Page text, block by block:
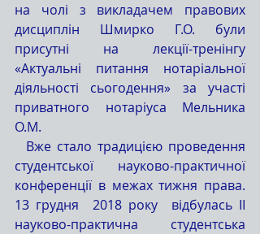
на чолі з викладачем правових
дисциплін Шмирко Г.О. були
присутні на лекції-тренінгу
«Актуальні питання нотаріальної
діяльності сьогодення» за участі
приватного нотаріуса Мельника
О.М.
студентської науково-практичної
конференції в межах тижня права.
13 грудня  2018 року  відбулась II
науково-практична студентська